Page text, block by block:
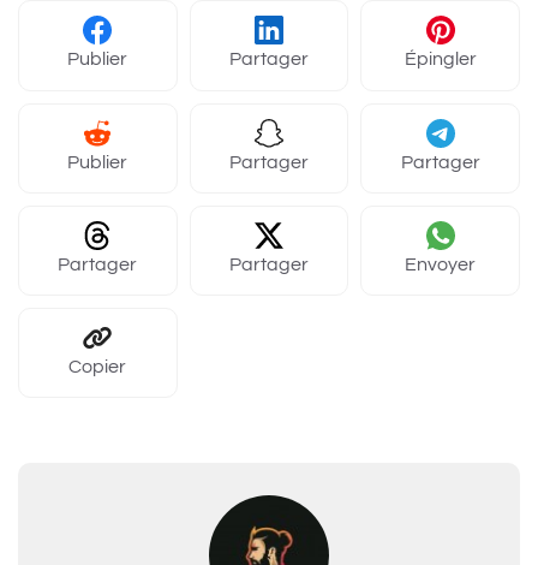
Publier Partager Épingler
Publier Partager Partager
Partager Partager Envoyer
Copier